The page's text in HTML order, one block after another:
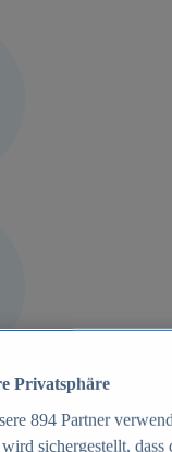
Privatsphäre
894 Partner
sichergestellt,